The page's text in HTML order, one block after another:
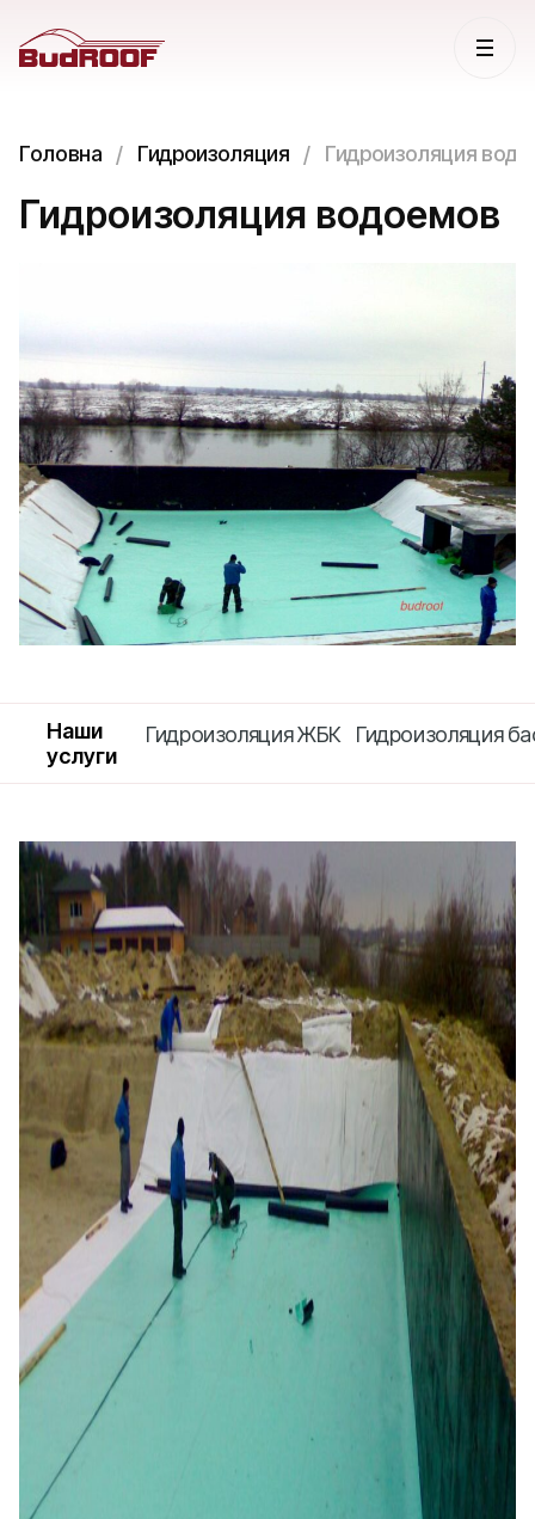
Головна Гидроизоляция Гидроизоляция
Гидроизоляция водоемов
Наши
услуги
Гидроизоляция ЖБК Гидроизоляция